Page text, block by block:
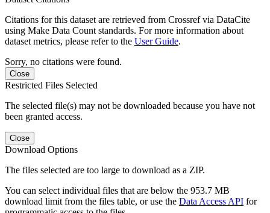
Citations for this dataset are retrieved from Crossref via DataCite
using Make Data Count standards. For more information about
dataset metrics, please refer to the User Guide.
Sorry, no citations were found.
Close
Restricted Files Selected
The selected file(s) may not be downloaded because you have not
been granted access.
Close
Download Options
The files selected are too large to download as a ZIP.
You can select individual files that are below the 953.7 MB
download limit from the files table, or use the Data Access API for